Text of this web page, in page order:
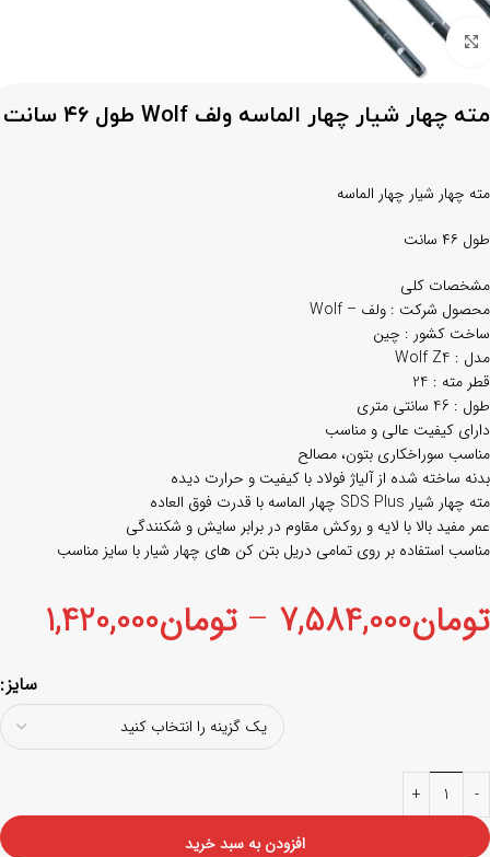
برای بزرگنمایی کلیک کنید
مته چهار شیار چهار الماسه ولف Wolf طول ۴۶ سانت
مته چهار شیار چهار الماسه
طول ۴۶ سانت
مشخصات کلی
محصول شرکت : ولف – Wolf
ساخت کشور : چین
مدل : Wolf Z4
قطر مته : 24
طول : 46 سانتی متری
دارای کیفیت عالی و مناسب
مناسب سوراخکاری بتون، مصالح
بدنه ساخته شده از آلیاژ فولاد با کیفیت و حرارت دیده
مته چهار شیار SDS Plus چهار الماسه با قدرت فوق العاده
عمر مفید بالا با لایه و روکش مقاوم در برابر سایش و شکنندگی
مناسب استفاده بر روی تمامی دریل بتن کن های چهار شیار با سایز مناسب
تومان7,584,000
– تومان1,420,000
سایز
افزودن به سبد خرید